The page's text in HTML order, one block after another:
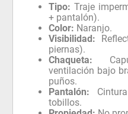
Tipo: Traje
+ pantalón).
Color: Naranjo.
Visibilidad:
piernas).
Chaqueta:
ventilación bajo
puños.
Pantalón:
tobillos.